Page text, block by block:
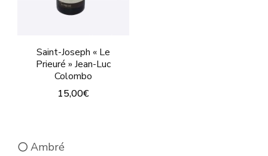
être
sur
la
Saint-Joseph « Le
Prieuré » Jean-Luc
Colombo
15,00€
Ambré